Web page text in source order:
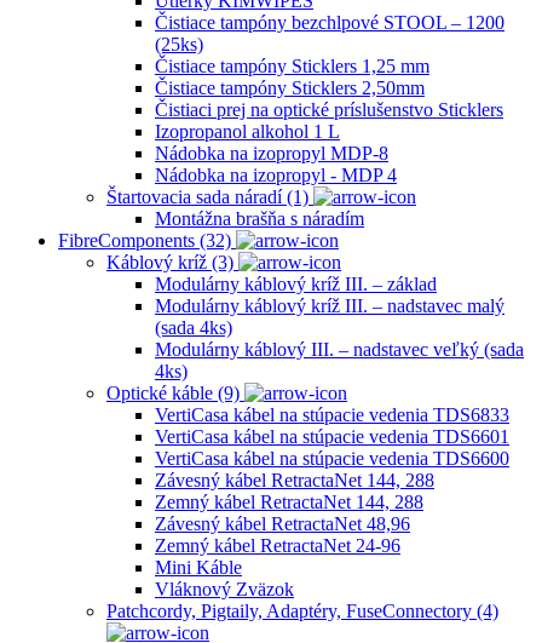
Čistiace tampóny bezchlpové STOOL – 1200
(25ks)
Čistiace tampóny Sticklers 1,25 mm
Čistiace tampóny Sticklers 2,50mm
Čistiaci prej na optické príslušenstvo Sticklers
Izopropanol alkohol 1 L
Nádobka na izopropyl MDP-8
Nádobka na izopropyl ‐ MDP 4
Štartovacia sada náradí (1)
Montážna brašňa s náradím
FibreComponents (32)
Káblový kríž (3)
Modulárny káblový kríž III. – základ
Modulárny káblový kríž III. – nadstavec malý
(sada 4ks)
Modulárny káblový III. – nadstavec veľký (sada
4ks)
Optické káble (9)
VertiCasa kábel na stúpacie vedenia TDS6833
VertiCasa kábel na stúpacie vedenia TDS6601
VertiCasa kábel na stúpacie vedenia TDS6600
Závesný kábel RetractaNet 144, 288
Zemný kábel RetractaNet 144, 288
Závesný kábel RetractaNet 48,96
Zemný kábel RetractaNet 24-96
Mini Káble
Vláknový Zväzok
Patchcordy, Pigtaily, Adaptéry, FuseConnectory (4)